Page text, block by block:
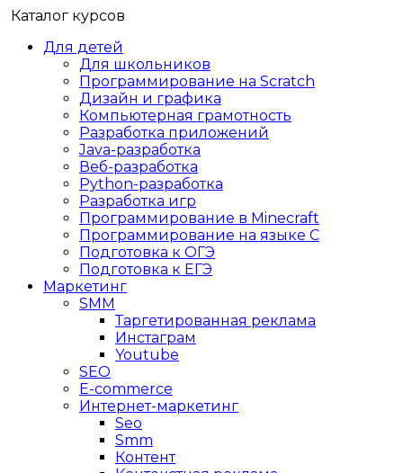
Каталог курсов
Для детей
Для школьников
Программирование на Scratch
Дизайн и графика
Компьютерная грамотность
Разработка приложений
Java-разработка
Веб-разработка
Python-разработка
Разработка игр
Программирование в Minecraft
Программирование на языке C
Подготовка к ОГЭ
Подготовка к ЕГЭ
Маркетинг
SMM
Таргетированная реклама
Инстаграм
Youtube
SEO
E-сommerce
Интернет-маркетинг
Seo
Smm
Контент